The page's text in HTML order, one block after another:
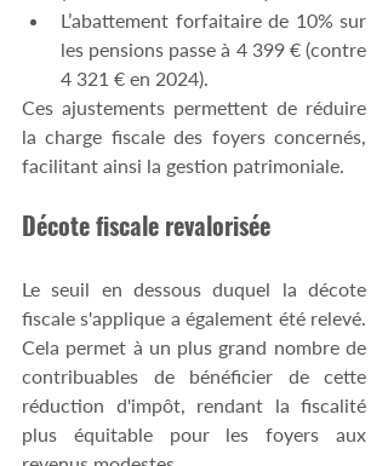
L’abattement forfaitaire de 10% sur
les pensions passe à 4 399 € (contre
4 321 € en 2024).
Ces ajustements permettent de réduire
la charge fiscale des foyers concernés,
facilitant ainsi la gestion patrimoniale.
Décote fiscale revalorisée
Le seuil en dessous duquel la décote
fiscale s'applique a également été relevé.
Cela permet à un plus grand nombre de
contribuables de bénéficier de cette
réduction d'impôt, rendant la fiscalité
plus équitable pour les foyers aux